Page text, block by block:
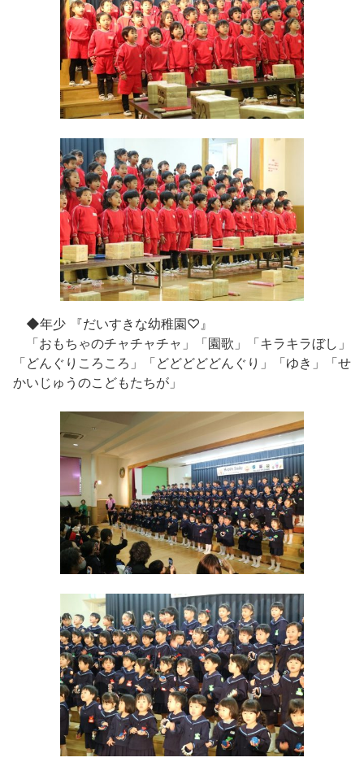
◆年少 『だいすきな幼稚園♡』
「おもちゃのチャチャチャ」「園歌」「キラキラぼし」
「どんぐりころころ」「どどどどどんぐり」「ゆき」「せ
かいじゅうのこどもたちが」